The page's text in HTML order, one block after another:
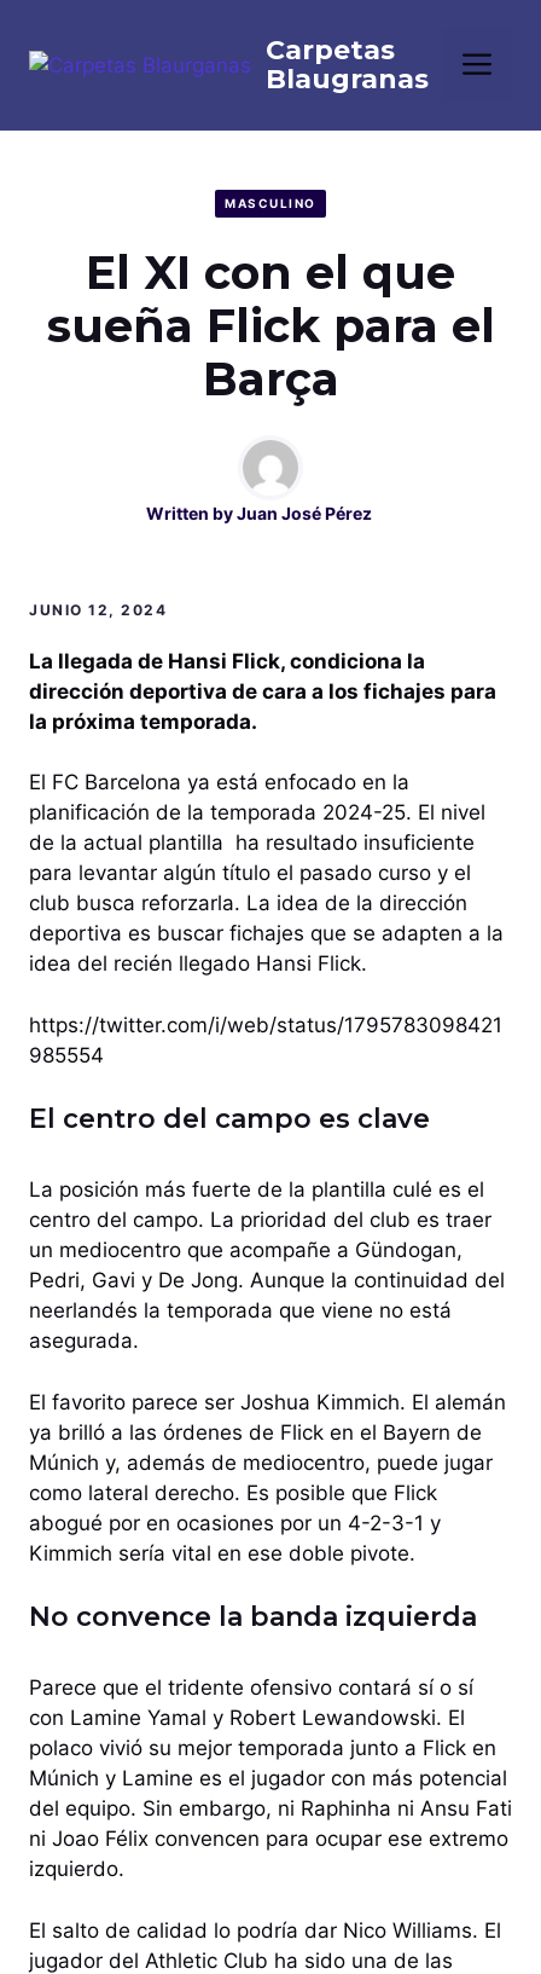
contenido
MASCULINO
El XI con el que
sueña Flick para el
Barça
Written byJuan José Pérez
JUNIO 12, 2024
La llegada de Hansi Flick, condiciona la
dirección deportiva de cara a los fichajes para
la próxima temporada.
El FC Barcelona ya está enfocado en la
planificación de la temporada 2024-25. El nivel
de la actual plantilla ha resultado insuficiente
para levantar algún título el pasado curso y el
club busca reforzarla. La idea de la dirección
deportiva es buscar fichajes que se adapten a la
idea del recién llegado Hansi Flick.
https://twitter.com/i/web/status/1795783098421
985554
El centro del campo es clave
La posición más fuerte de la plantilla culé es el
centro del campo. La prioridad del club es traer
un mediocentro que acompañe a Gündogan,
Pedri, Gavi y De Jong. Aunque la continuidad del
neerlandés la temporada que viene no está
asegurada.
El favorito parece ser Joshua Kimmich. El alemán
ya brilló a las órdenes de Flick en el Bayern de
Múnich y, además de mediocentro, puede jugar
como lateral derecho. Es posible que Flick
abogué por en ocasiones por un 4-2-3-1 y
Kimmich sería vital en ese doble pivote.
No convence la banda izquierda
Parece que el tridente ofensivo contará sí o sí
con Lamine Yamal y Robert Lewandowski. El
polaco vivió su mejor temporada junto a Flick en
Múnich y Lamine es el jugador con más potencial
del equipo. Sin embargo, ni Raphinha ni Ansu Fati
ni Joao Félix convencen para ocupar ese extremo
izquierdo.
El salto de calidad lo podría dar Nico Williams. El
jugador del Athletic Club ha sido una de las